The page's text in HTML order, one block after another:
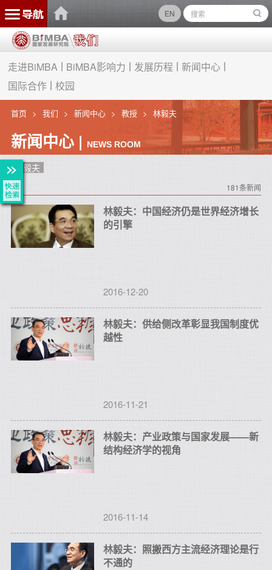
EN
走进BiMBA BiMBA影响力 发展历程
新闻中心
国际合作
校园
首页 我们 新闻中心 教授 林毅夫
新闻中心 | NEWS ROOM
林毅夫
181条新闻
林毅夫：中国经济仍是世界经济增长
的引擎
2016-12-20
林毅夫：供给侧改革彰显我国制度优
越性
2016-11-21
林毅夫：产业政策与国家发展——新
结构经济学的视角
2016-11-14
林毅夫：照搬西方主流经济理论是行
不通的